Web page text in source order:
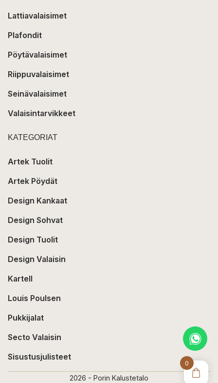
0
Lattiavalaisimet
Plafondit
Pöytävalaisimet
Riippuvalaisimet
Seinävalaisimet
Valaisintarvikkeet
KATEGORIAT
Artek Tuolit
Artek Pöydät
Design Kankaat
Design Sohvat
Design Tuolit
Design Valaisin
Kartell
Louis Poulsen
Pukkijalat
Secto Valaisin
Sisustusjulisteet
2026 - Porin Kalustetalo